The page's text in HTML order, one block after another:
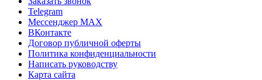
Telegram
Мессенджер MAX
ВКонтакте
Договор публичной оферты
Политика конфиденциальности
Написать руководству
Карта сайта